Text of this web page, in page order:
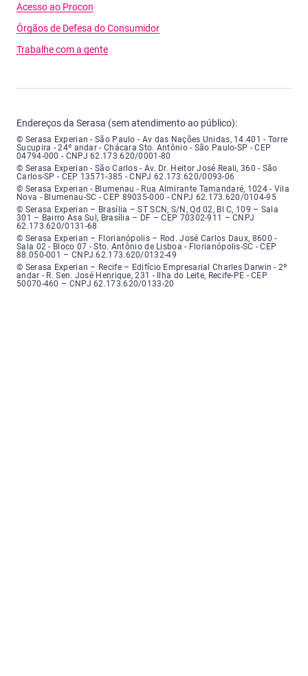
Acesso ao Procon
Órgãos de Defesa do Consumidor
Trabalhe com a gente
Endereços da Serasa (sem atendimento ao público):
Serasa Experian - São Paulo - Endereço: Avenida das Nações Unidas,
© Serasa Experian - São Paulo - Av das Nações Unidas, 14.401 - Torre
Sucupira - 24º andar - Chácara Sto. Antônio - São Paulo-SP - CEP
04794-000 - CNPJ 62.173.620/0001-80
Serasa Experian - São Carlos - Endereço: Avenida Doutor Heitor José
© Serasa Experian - São Carlos - Av. Dr. Heitor José Reali, 360 - São
Carlos-SP - CEP 13571-385 - CNPJ 62.173.620/0093-06
Serasa Experian - Blumenau - Endereço: Rua Almirante Tamandaré,
© Serasa Experian - Blumenau - Rua Almirante Tamandaré, 1024 - Vila
Nova - Blumenau-SC - CEP 89035-000 - CNPJ 62.173.620/0104-95
Serasa Experian - Brasília, Endereço: Setor Comercial Norte, sem
© Serasa Experian – Brasília – ST SCN, S/N, Qd 02, Bl C, 109 – Sala
301 – Bairro Asa Sul, Brasília – DF – CEP 70302-911 – CNPJ
62.173.620/0131-68
Serasa Experian - Florianópolis, Endereço: Rodovia José Carlos, número
© Serasa Experian – Florianópolis – Rod. José Carlos Daux, 8600 -
Sala 02 - Bloco 07 - Sto. Antônio de Lisboa - Florianópolis-SC - CEP
88.050-001 – CNPJ 62.173.620/0132-49
Serasa Experian - Recife, Endereço: Edifício Empresarial Charles Darwin,
© Serasa Experian – Recife – Edifício Empresarial Charles Darwin - 2º
andar - R. Sen. José Henrique, 231 - Ilha do Leite, Recife-PE - CEP
50070-460 – CNPJ 62.173.620/0133-20